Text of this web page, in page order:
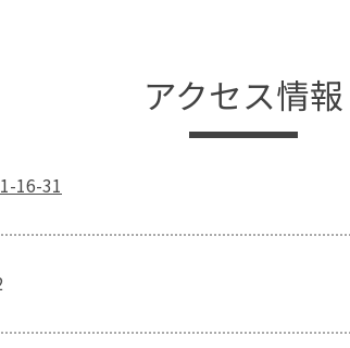
アクセス情報
16-31